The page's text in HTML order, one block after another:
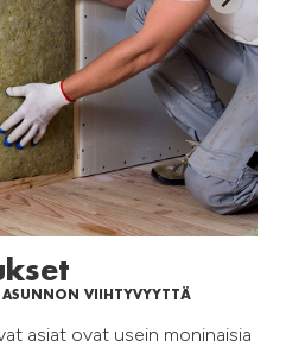
VIIHTYVYYTTÄ
asiat ovat usein moninaisia